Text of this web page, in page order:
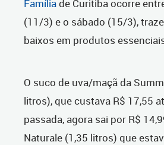
Famíliade Curitiba ocorre
(11/3) e o sábado (15/3),
baixos em produtos
O suco de uva/maçã da
litros), que custava R$ 17,55
passada, agora sai por R$
Naturale (1,35 litros) que